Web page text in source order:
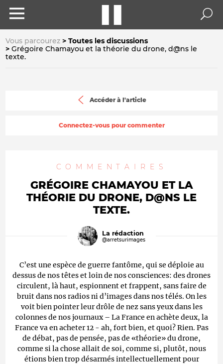
Vous parcourez
Toutes les discussions
Grégoire Chamayou et la théorie du drone, d@ns le
texte.
Accéder à l'article
Connectez-vous pour commenter
COMMENTAIRES
GRÉGOIRE CHAMAYOU ET LA
THÉORIE DU DRONE, D@NS LE
TEXTE.
La rédaction
@arretsurimages
C’est une espèce de guerre fantôme, qui se déploie au
dessus de nos têtes et loin de nos consciences: des drones
circulent, là haut, espionnent et frappent, sans faire de
bruit dans nos radios ni d’images dans nos télés. On les
voit bien pointer leur drôle de nez sans yeux dans les
colonnes de nos journaux – La France en achète deux, la
France va en acheter 12 - ah, fort bien, et quoi? Rien. Pas
de débat, pas de pensée, pas de «théorie» du drone,
comme si la chose allait de soi, comme si, plutôt, nous
étions bien trop désarmés intellectuellement pour